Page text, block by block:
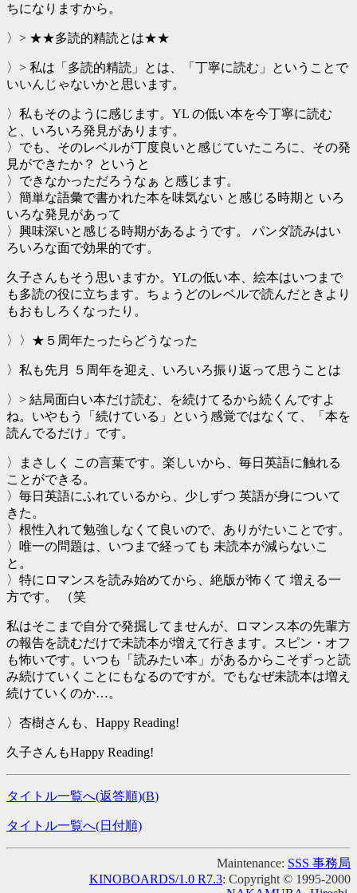
ちになりますから。
〉> ★★多読的精読とは★★
〉> 私は「多読的精読」とは、「丁寧に読む」ということで
いいんじゃないかと思います。
〉私もそのように感じます。YL の低い本を今丁寧に読む
と、いろいろ発見があります。
〉でも、そのレベルが丁度良いと感じていたころに、その発
見ができたか？ というと
〉できなかっただろうなぁ と感じます。
〉簡単な語彙で書かれた本を味気ない と感じる時期と いろ
いろな発見があって
〉興味深いと感じる時期があるようです。 パンダ読みはい
ろいろな面で効果的です。
久子さんもそう思いますか。YLの低い本、絵本はいつまで
も多読の役に立ちます。ちょうどのレベルで読んだときより
もおもしろくなったり。
〉〉★５周年たったらどうなった
〉私も先月 ５周年を迎え、いろいろ振り返って思うことは
〉> 結局面白い本だけ読む、を続けてるから続くんですよ
ね。いやもう「続けている」という感覚ではなくて、「本を
読んでるだけ」です。
〉まさしく この言葉です。楽しいから、毎日英語に触れる
ことができる。
〉毎日英語にふれているから、少しずつ 英語が身について
きた。
〉根性入れて勉強しなくて良いので、ありがたいことです。
〉唯一の問題は、いつまで経っても 未読本が減らないこ
と。
〉特にロマンスを読み始めてから、絶版が怖くて 増える一
方です。 （笑
私はそこまで自分で発掘してませんが、ロマンス本の先輩方
の報告を読むだけで未読本が増えて行きます。スピン・オフ
も怖いです。いつも「読みたい本」があるからこそずっと読
み続けていくことにもなるのですが。でもなぜ未読本は増え
続けていくのか…。
〉杏樹さんも、Happy Reading!
久子さんもHappy Reading!
タイトル一覧へ(返答順)(B)
タイトル一覧へ(日付順)
Maintenance: SSS 事務局
KINOBOARDS/1.0 R7.3: Copyright © 1995-2000